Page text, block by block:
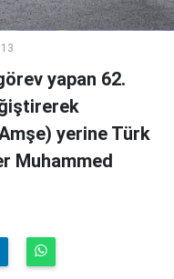
yapan 62.
yerine Türk
Muhammed